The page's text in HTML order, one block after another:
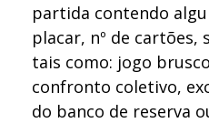
partida contendo
placar, nº de cartões,
tais como: jogo
confronto coletivo,
do banco de reserva